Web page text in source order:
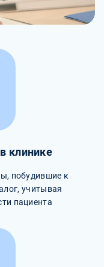
клинике
побудившие к
учитывая
пациента